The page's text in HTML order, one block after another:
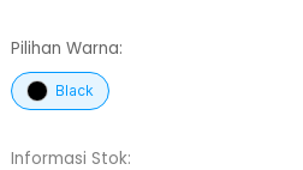
Pilihan Warna:
Black
Informasi Stok: